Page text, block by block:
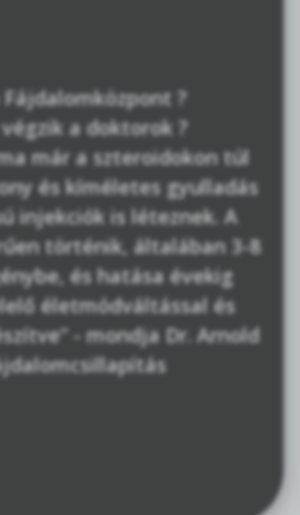
?
a doktorok ?
már a szteroidokon túl
és kíméletes gyulladás
injekciók is léteznek. A
történik, általában 3-8
és hatása évekig
életmódváltással és
- mondja Dr. Arnold